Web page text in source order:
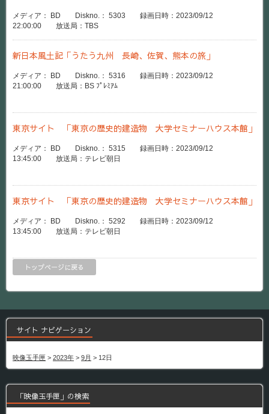
メディア： BD Diskno.： 5303 録画日時：2023/09/12
22:00:00 放送局：TBS
新日本風土記「うたう九州 長崎、佐賀、熊本の旅」
メディア： BD Diskno.： 5316 録画日時：2023/09/12
21:00:00 放送局：BS ﾌﾟﾚﾐｱﾑ
東京サイト 「東京の歴史的建造物 大学セミナーハウス本館」
メディア： BD Diskno.： 5315 録画日時：2023/09/12
13:45:00 放送局：テレビ朝日
東京サイト 「東京の歴史的建造物 大学セミナーハウス本館」
メディア： BD Diskno.： 5292 録画日時：2023/09/12
13:45:00 放送局：テレビ朝日
トップページに戻る
サイト ナビゲーション
映像玉手匣 > 2023年 > 9月 > 12日
「映像玉手匣」の検索